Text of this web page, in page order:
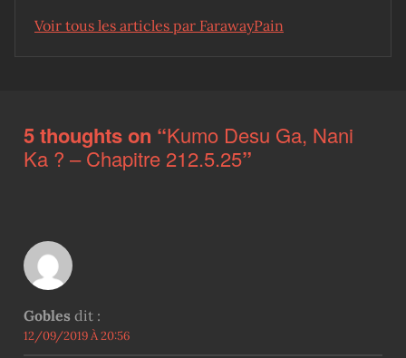
Voir tous les articles par FarawayPain
5 thoughts on “Kumo Desu Ga, Nani
Ka ? – Chapitre 212.5.25”
Gobles dit :
12/09/2019 À 20:56